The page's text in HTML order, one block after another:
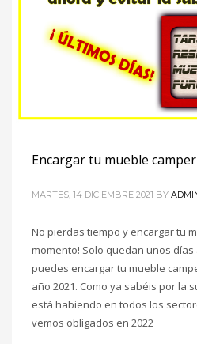
Encargar tu mueble camper
MARTES, 14 DICIEMBRE 2021 BY
No pierdas tiempo y encargar tu
momento! Solo quedan unos
puedes encargar tu mueble
año 2021. Como ya sabéis por la
está habiendo en todos los
vemos obligados en 2022